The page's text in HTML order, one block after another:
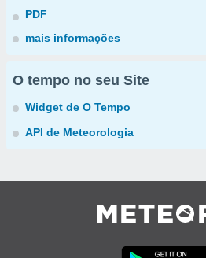
PDF
mais informações
O tempo no seu Site
Widget de O Tempo
API de Meteorologia